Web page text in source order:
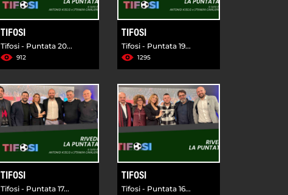
TIFOSI
Tifosi - Puntata 20...
912
TIFOSI
Tifosi - Puntata 19...
1295
TIFOSI
Tifosi - Puntata 17...
TIFOSI
Tifosi - Puntata 16...